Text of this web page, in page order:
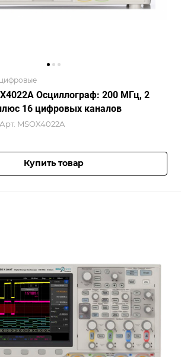
Осциллограф: 200 МГц, 2
16 цифровых каналов
Арт. MSOX4022A
Купить товар